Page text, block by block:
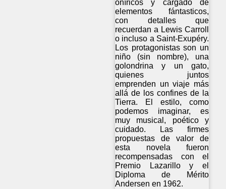
oníricos y cargado de
elementos fántasticos,
con detalles que
recuerdan a Lewis Carroll
o incluso a Saint-Exupéry.
Los protagonistas son un
niño (sin nombre), una
golondrina y un gato,
quienes juntos
emprenden un viaje más
allá de los confines de la
Tierra. El estilo, como
podemos imaginar, es
muy musical, poético y
cuidado. Las firmes
propuestas de valor de
esta novela fueron
recompensadas con el
Premio Lazarillo y el
Diploma de Mérito
Andersen en 1962.